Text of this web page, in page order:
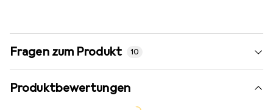
Fragen zum Produkt 10
Produktbewertungen